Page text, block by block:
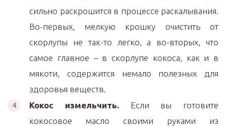
сильно раскрошится в процессе раскалывания.
Во-первых, мелкую крошку очистить от
скорлупы не так-то легко, а во-вторых, что
самое главное – в скорлупе кокоса, как и в
мякоти, содержится немало полезных для
здоровья веществ.
Кокос измельчить.Если вы готовите
кокосовое масло своими руками из